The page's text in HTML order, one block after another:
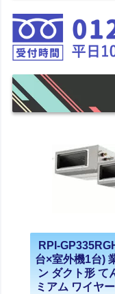
RPI-
台×室外機1台)
ン ダクト形 て
ミアム ワイヤ